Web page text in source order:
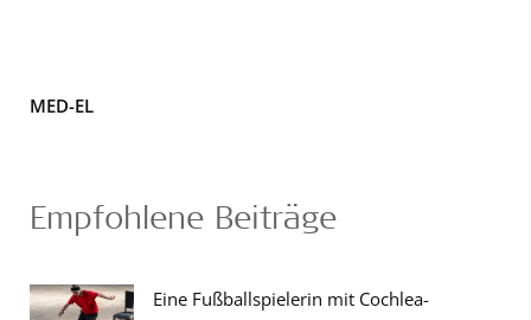
MED-EL
Empfohlene Beiträge
Eine Fußballspielerin mit Cochlea-